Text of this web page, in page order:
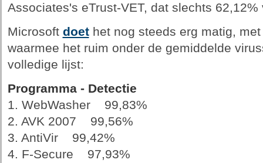
Associates's eTrust-VET, dat slechts
Microsoft doethet nog steeds erg matig,
waarmee het ruim onder de gemiddelde
volledige lijst:
Programma - Detectie
1. WebWasher 99,83%
2. AVK 2007 99,56%
3. AntiVir 99,42%
4. F-Secure 97,93%